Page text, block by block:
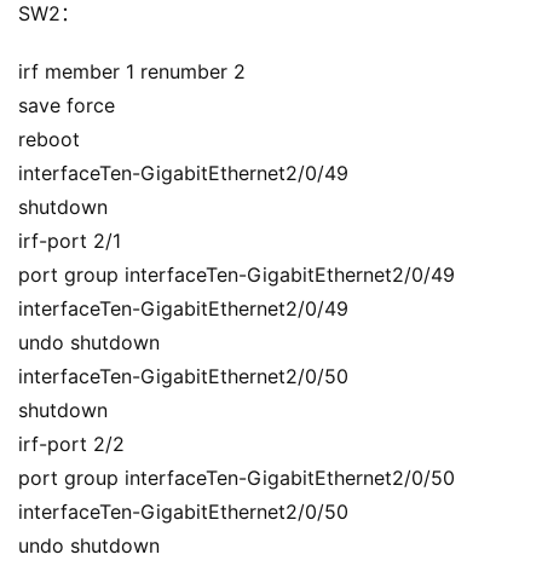
SW2：
irf member 1 renumber 2
save force
reboot
interfaceTen-GigabitEthernet2/0/49
shutdown
irf-port 2/1
port group interfaceTen-GigabitEthernet2/0/49
interfaceTen-GigabitEthernet2/0/49
undo shutdown
interfaceTen-GigabitEthernet2/0/50
shutdown
irf-port 2/2
port group interfaceTen-GigabitEthernet2/0/50
interfaceTen-GigabitEthernet2/0/50
undo shutdown